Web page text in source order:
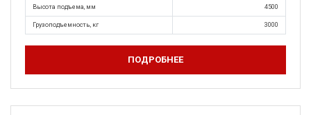
Высота подъема, мм 4500
Грузоподъемность, кг 3000
ПОДРОБНЕЕ